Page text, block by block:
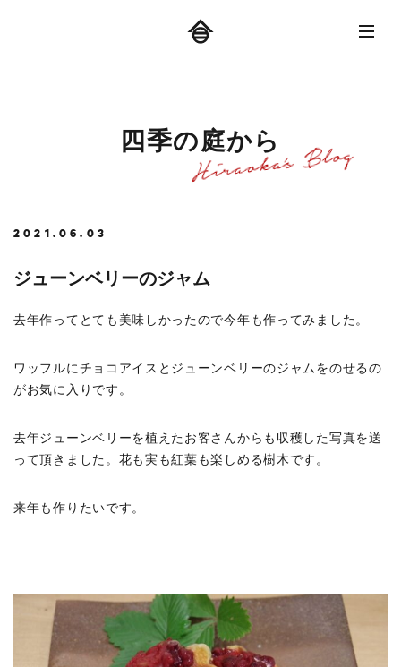
四季の庭から
2021.06.03
ジューンベリーのジャム
去年作ってとても美味しかったので今年も作ってみました。
ワッフルにチョコアイスとジューンベリーのジャムをのせるの
がお気に入りです。
去年ジューンベリーを植えたお客さんからも収穫した写真を送
って頂きました。花も実も紅葉も楽しめる樹木です。
来年も作りたいです。